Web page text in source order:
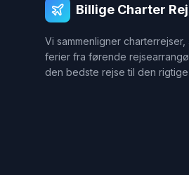
Billige Charter
Vi sammenligner
ferier fra førende
den bedste rejse til den rigtige